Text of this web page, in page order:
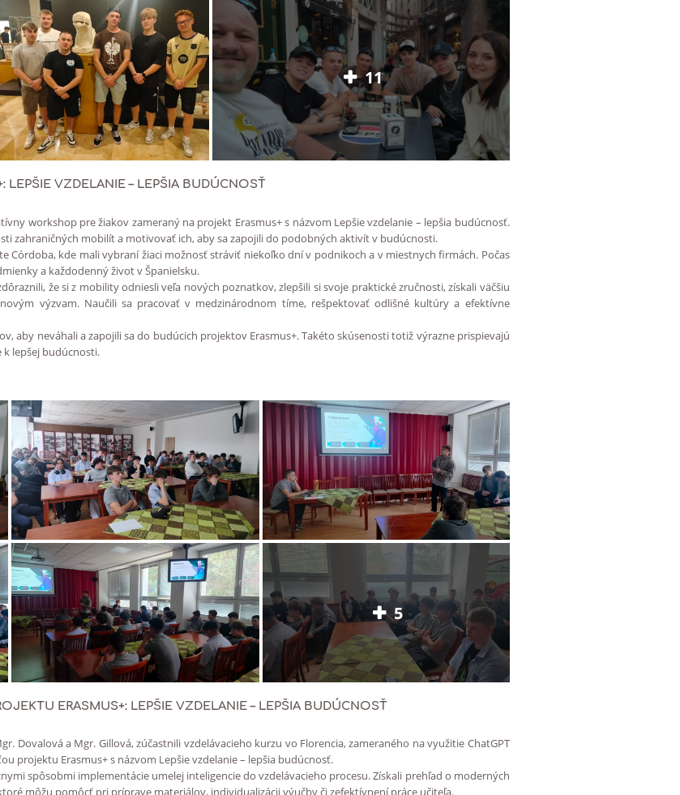
11
LEPŠIE VZDELANIE – LEPŠIA BUDÚCNOSŤ
workshop pre žiakov zameraný na projekt Erasmus+ s názvom Lepšie vzdelanie – lepšia budúcnosť.
zahraničných mobilít a motivovať ich, aby sa zapojili do podobných aktivít v budúcnosti.
Córdoba, kde mali vybraní žiaci možnosť stráviť niekoľko dní v podnikoch a v miestnych firmách. Počas
a každodenný život v Španielsku.
že si z mobility odniesli veľa nových poznatkov, zlepšili si svoje praktické zručnosti, získali väčšiu
výzvam. Naučili sa pracovať v medzinárodnom tíme, rešpektovať odlišné kultúry a efektívne
aby neváhali a zapojili sa do budúcich projektov Erasmus+. Takéto skúsenosti totiž výrazne prispievajú
lepšej budúcnosti.
5
ERASMUS+: LEPŠIE VZDELANIE – LEPŠIA BUDÚCNOSŤ
Dovalová a Mgr. Gillová, zúčastnili vzdelávacieho kurzu vo Florencia, zameraného na využitie ChatGPT
projektu Erasmus+ s názvom Lepšie vzdelanie – lepšia budúcnosť.
spôsobmi implementácie umelej inteligencie do vzdelávacieho procesu. Získali prehľad o moderných
môžu pomôcť pri príprave materiálov, individualizácii výučby či zefektívnení práce učiteľa.